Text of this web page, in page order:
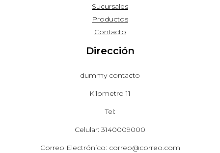
Sucursales
Productos
Contacto
Dirección
dummy contacto
Kilometro 11
Tel:
Celular: 3140009000
Correo Electrónico: correo@correo.com